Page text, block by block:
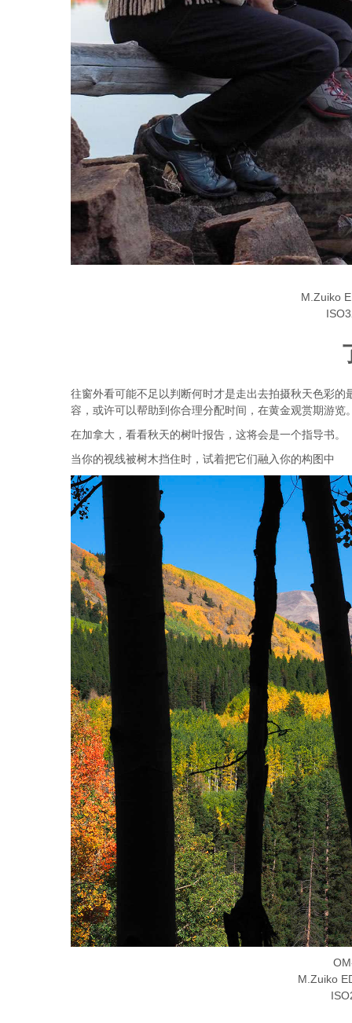
M.Zuiko
往窗外看可能不足以判断何时才是走出去拍摄秋天色彩
容，或许可以帮助到你合理分配时间，在黄金观赏期游览
在加拿大，看看秋天的树叶报告，这将会是一个指导书。
当你的视线被树木挡住时，试着把它们融入你的构图中
M.Zuiko